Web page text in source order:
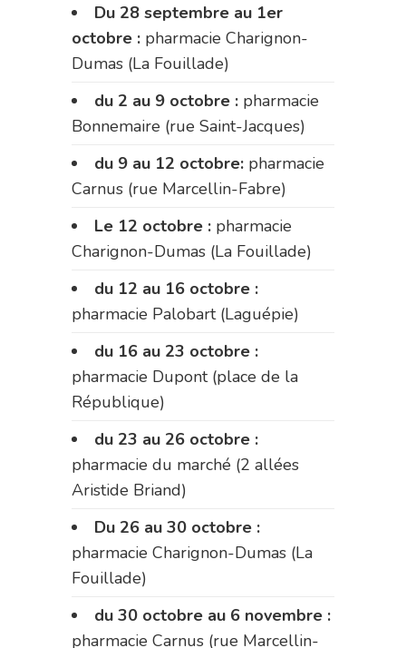
Du 28 septembre au 1er
octobre : pharmacie Charignon-
Dumas (La Fouillade)
du 2 au 9 octobre : pharmacie
Bonnemaire (rue Saint-Jacques)
du 9 au 12 octobre: pharmacie
Carnus (rue Marcellin-Fabre)
Le 12 octobre : pharmacie
Charignon-Dumas (La Fouillade)
du 12 au 16 octobre :
pharmacie Palobart (Laguépie)
du 16 au 23 octobre :
pharmacie Dupont (place de la
République)
du 23 au 26 octobre :
pharmacie du marché (2 allées
Aristide Briand)
Du 26 au 30 octobre :
pharmacie Charignon-Dumas (La
Fouillade)
du 30 octobre au 6 novembre :
pharmacie Carnus (rue Marcellin-